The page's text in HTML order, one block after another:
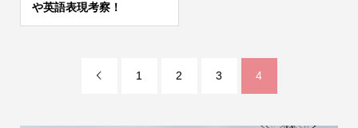
や英語表現考察！
 1 2 3 4